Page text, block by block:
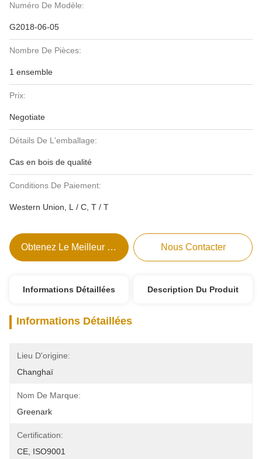
Numéro De Modèle:
G2018-06-05
Nombre De Pièces:
1 ensemble
Prix:
Negotiate
Détails De L'emballage:
Cas en bois de qualité
Conditions De Paiement:
Western Union, L / C, T / T
Obtenez Le Meilleur Prix Nous Contacter
Informations Détaillées Description Du Produit
Informations Détaillées
Lieu D'origine:
Changhaï
Nom De Marque:
Greenark
Certification:
CE, ISO9001